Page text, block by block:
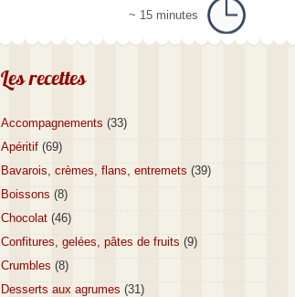
~ 15 minutes
Les recettes
Accompagnements (33)
Apéritif (69)
Bavarois, crèmes, flans, entremets (39)
Boissons (8)
Chocolat (46)
Confitures, gelées, pâtes de fruits (9)
Crumbles (8)
Desserts aux agrumes (31)